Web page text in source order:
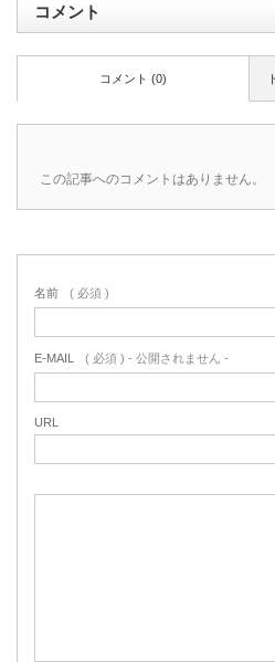
コメント
コメント (0)
この記事へのコメントはありません。
名前 ( 必須 )
E-MAIL ( 必須 ) - 公開されません -
URL